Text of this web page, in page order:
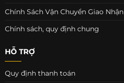
Chính Sách Vận Chuyển Giao Nhận
Chính sách, quy định chung
HỖ TRỢ
Quy định thanh toán